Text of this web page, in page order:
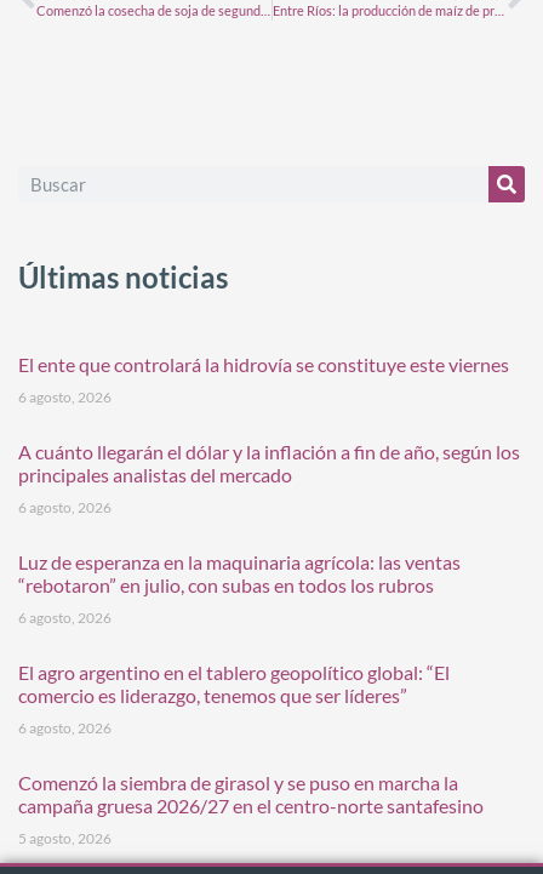
Entre Ríos: la producción de maíz de primera registró una caída del 55 %
Últimas noticias
El ente que controlará la hidrovía se constituye este viernes
6 agosto, 2026
A cuánto llegarán el dólar y la inflación a fin de año, según los
principales analistas del mercado
6 agosto, 2026
Luz de esperanza en la maquinaria agrícola: las ventas
“rebotaron” en julio, con subas en todos los rubros
6 agosto, 2026
El agro argentino en el tablero geopolítico global: “El
comercio es liderazgo, tenemos que ser líderes”
6 agosto, 2026
Comenzó la siembra de girasol y se puso en marcha la
campaña gruesa 2026/27 en el centro-norte santafesino
5 agosto, 2026